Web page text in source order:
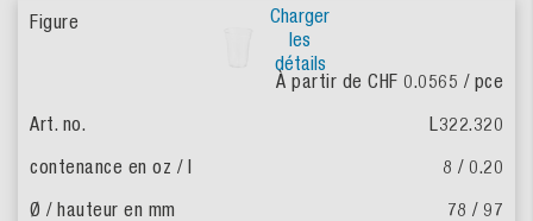
Charger
les
détails
À partir de CHF 0.0565 / pce
L322.320
8 / 0.20
78 / 97